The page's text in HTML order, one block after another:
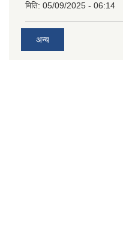
मिति: 05/09/2025 - 06:14
अन्य